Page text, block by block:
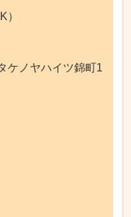
）
ケノヤハイツ錦町1